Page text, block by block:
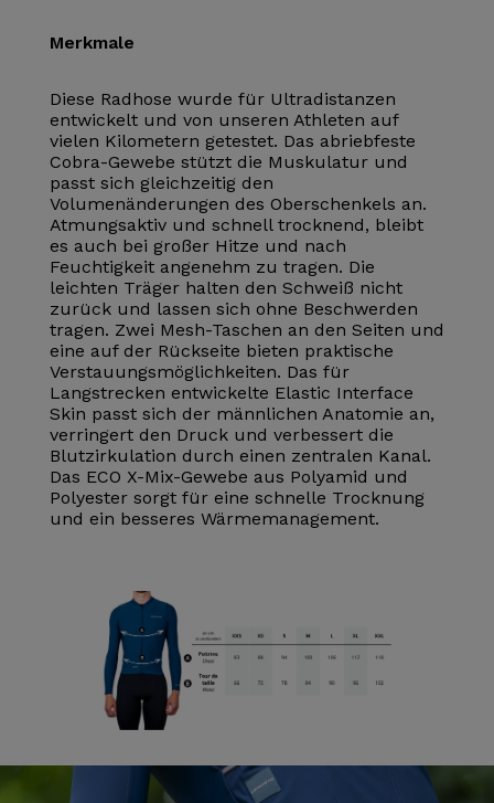
Merkmale
Diese Radhose wurde für Ultradistanzen
entwickelt und von unseren Athleten auf
vielen Kilometern getestet. Das abriebfeste
Cobra-Gewebe stützt die Muskulatur und
passt sich gleichzeitig den
Volumenänderungen des Oberschenkels an.
Atmungsaktiv und schnell trocknend, bleibt
es auch bei großer Hitze und nach
Feuchtigkeit angenehm zu tragen. Die
leichten Träger halten den Schweiß nicht
zurück und lassen sich ohne Beschwerden
tragen. Zwei Mesh-Taschen an den Seiten und
eine auf der Rückseite bieten praktische
Verstauungsmöglichkeiten. Das für
Langstrecken entwickelte Elastic Interface
Skin passt sich der männlichen Anatomie an,
verringert den Druck und verbessert die
Blutzirkulation durch einen zentralen Kanal.
Das ECO X-Mix-Gewebe aus Polyamid und
Polyester sorgt für eine schnelle Trocknung
und ein besseres Wärmemanagement.